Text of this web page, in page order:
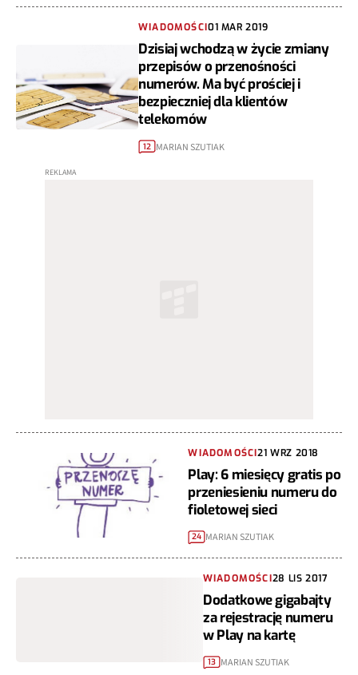
WIADOMOŚCI01 MAR 2019
Dzisiaj wchodzą w życie zmiany
przepisów o przenośności
numerów. Ma być prościej i
bezpieczniej dla klientów
telekomów
12 MARIAN SZUTIAK
WIADOMOŚCI21 WRZ 2018
Play: 6 miesięcy gratis po
przeniesieniu numeru do
fioletowej sieci
24 MARIAN SZUTIAK
WIADOMOŚCI28 LIS 2017
Dodatkowe gigabajty
za rejestrację numeru
w Play na kartę
13 MARIAN SZUTIAK